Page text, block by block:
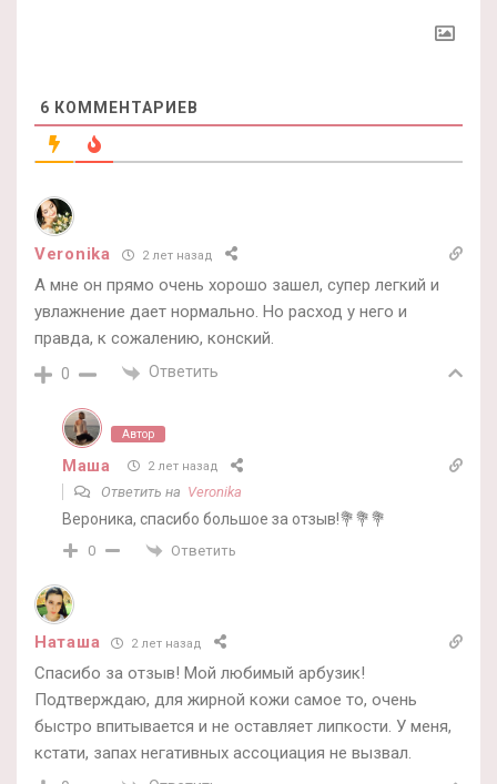
6 КОММЕНТАРИЕВ
Veronika 2 лет назад
А мне он прямо очень хорошо зашел, супер легкий и
увлажнение дает нормально. Но расход у него и
правда, к сожалению, конский.
0 Ответить
Автор
Маша 2 лет назад
Ответить на Veronika
Вероника, спасибо большое за отзыв!💐💐💐
0 Ответить
Наташа 2 лет назад
Спасибо за отзыв! Мой любимый арбузик!
Подтверждаю, для жирной кожи самое то, очень
быстро впитывается и не оставляет липкости. У меня,
кстати, запах негативных ассоциация не вызвал.